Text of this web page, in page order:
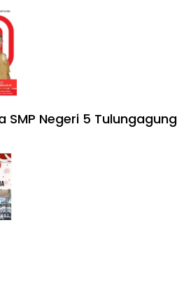
SMP Negeri 5 Tulungagung